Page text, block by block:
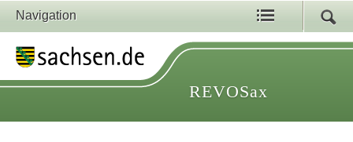
Navigation
REVOSax